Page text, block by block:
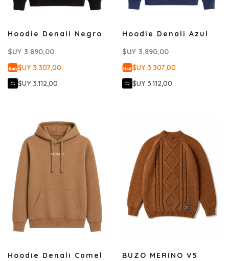
Hoodie Denali Negro
$UY 3.890,00
$UY 3.307,00
$UY 3.112,00
Hoodie Denali Azul
$UY 3.890,00
$UY 3.307,00
$UY 3.112,00
Hoodie Denali Camel
BUZO MERINO V5